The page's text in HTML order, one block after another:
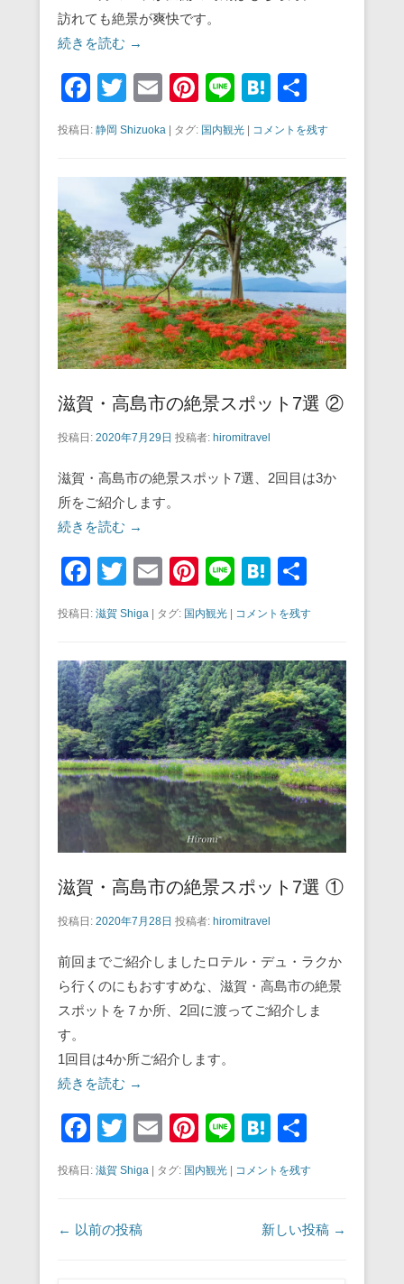
訪れても絶景が爽快です。
続きを読む →
F
a
c
e
b
o
o
k
T
er
E
ail
Pi
nt
er
e
st
Li
n
e
H
e
n
a
有
投稿日: 静岡 Shizuoka | タグ: 国内観光 | コメントを残す
滋賀・高島市の絶景スポット7選 ②
投稿日: 2020年7月29日 投稿者: hiromitravel
滋賀・高島市の絶景スポット7選、2回目は3か
所をご紹介します。
続きを読む →
F
a
c
e
b
o
o
k
T
tt
er
E
m
ail
Pi
nt
er
e
st
Li
e
H
e
n
a
投稿日: 滋賀 Shiga タグ: 国内観光 コメントを残す
滋賀・高島市の絶景スポット7選 ①
投稿日: 2020年7月28日 投稿者: hiromitravel
前回までご紹介しましたロテル・デュ・ラクか
ら行くのにもおすすめな、滋賀・高島市の絶景
スポットを７か所、2回に渡ってご紹介しま
す。
1回目は4か所ご紹介します。
続きを読む →
F
a
c
e
b
T
wi
tt
er
E
m
ail
Pi
nt
er
Li
e
H
at
e
n
a
投稿日: 滋賀 Shiga タグ: 国内観光 コメントを残す
投稿ナビゲーション
← 以前の投稿 新しい投稿 →